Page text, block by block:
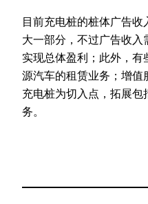
目前充电桩的桩体广告
大一部分，不过广告收
实现总体盈利；此外，
源汽车的租赁业务；增值
充电桩为切入点，拓展包
务。